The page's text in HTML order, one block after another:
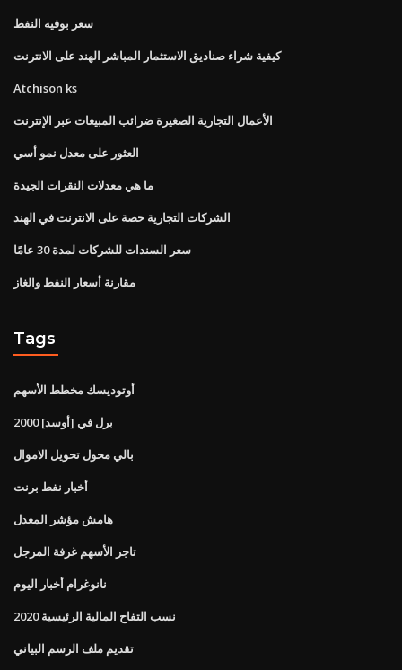
سعر بوفيه النفط
كيفية شراء صناديق الاستثمار المباشر الهند على الانترنت
Atchison ks
الأعمال التجارية الصغيرة ضرائب المبيعات عبر الإنترنت
العثور على معدل نمو أسي
ما هي معدلات النقرات الجيدة
الشركات التجارية حصة على الانترنت في الهند
سعر السندات للشركات لمدة 30 عامًا
مقارنة أسعار النفط والغاز
Tags
أوتوديسك مخطط الأسهم
2000 برل في [أوسد]
بالي محول تحويل الاموال
أخبار نفط برنت
هامش مؤشر المعدل
تاجر الأسهم غرفة المرجل
نانوغرام أخبار اليوم
نسب التفاح المالية الرئيسية 2020
تقديم ملف الرسم البياني